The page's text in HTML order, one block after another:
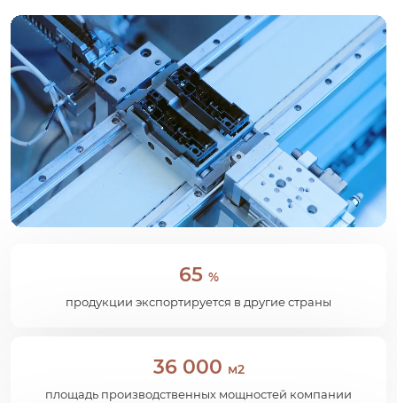
65 %
продукции экспортируется в другие страны
36 000 м2
площадь производственных мощностей компании